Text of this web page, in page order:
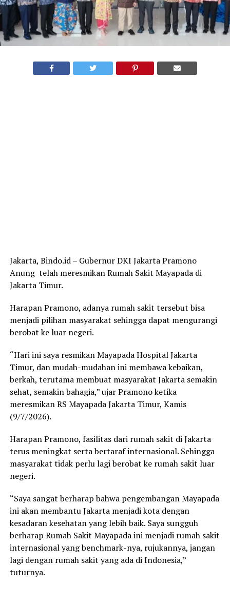
Jakarta, Bindo.id – Gubernur DKI Jakarta Pramono
Anung telah meresmikan Rumah Sakit Mayapada di
Jakarta Timur.
Harapan Pramono, adanya rumah sakit tersebut bisa
menjadi pilihan masyarakat sehingga dapat mengurangi
berobat ke luar negeri.
“Hari ini saya resmikan Mayapada Hospital Jakarta
Timur, dan mudah-mudahan ini membawa kebaikan,
berkah, terutama membuat masyarakat Jakarta semakin
sehat, semakin bahagia,” ujar Pramono ketika
meresmikan RS Mayapada Jakarta Timur, Kamis
(9/7/2026).
Harapan Pramono, fasilitas dari rumah sakit di Jakarta
terus meningkat serta bertaraf internasional. Sehingga
masyarakat tidak perlu lagi berobat ke rumah sakit luar
negeri.
“Saya sangat berharap bahwa pengembangan Mayapada
ini akan membantu Jakarta menjadi kota dengan
kesadaran kesehatan yang lebih baik. Saya sungguh
berharap Rumah Sakit Mayapada ini menjadi rumah sakit
internasional yang benchmark-nya, rujukannya, jangan
lagi dengan rumah sakit yang ada di Indonesia,”
tuturnya.